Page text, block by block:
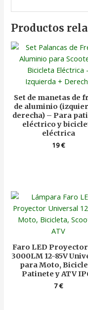
Productos
Set de manetas de
de aluminio
derecha) – Para
eléctrico y
eléctrica
19€
Faro LED Proyector
3000LM 12-85V
para Moto,
Patinete y ATV
7€